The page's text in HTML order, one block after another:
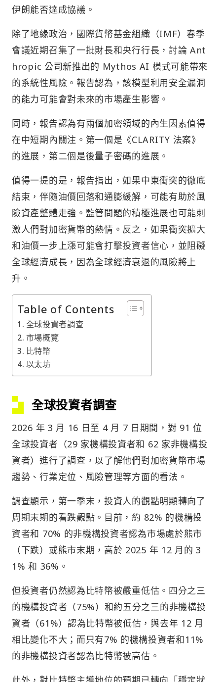
伊朗能否達成協議。
除了地緣政治，國際貨幣基金組織（IMF）春季
會議近期召集了一批財長和央行行長，討論 Ant
hropic 公司新推出的 Mythos AI 模式可能帶來
的系統性風險。報告認為，該模型利用安全漏洞
的能力可能會對未來的市場產生影響。
同時，報告認為有兩個加密領域的內生因素值得
在中短期內關注。第一個是《CLARITY 法案》
的進展，第二個是後量子密碼的進展。
值得一提的是，報告指出，如果中東衝突的徹底
結束，伴隨油價回落和通膨緩解，可能有助於風
險資產整體走強。監管問題的積極進展也可能刺
激人們對加密貨幣的熱情。反之，如果衝突擴大
和油價一步上漲可能會打擊投資者信心，並阻礙
全球經濟成長，因為全球經濟衰退的風險將上
升。
Table of Contents
全球投資者調查
市場概覽
比特幣
以太坊
全球投資者調查
2026 年 3 月 16 日至 4 月 7 日期間，對 91 位
全球投資者（29 家機構投資者和 62 家非機構投
資者）進行了調查，以了解他們對加密貨幣市場
趨勢、行業定位、風險管理等方面的看法。
調查顯示，第一季末，投資人的觀點明顯轉向了
周期末期的看跌觀點。目前，約 82% 的機構投
資者和 70% 的非機構投資者認為市場處於熊市
（下跌）或熊市末期，高於 2025 年 12 月的 3
1% 和 36%。
但投資者仍然認為比特幣被嚴重低估。四分之三
的機構投資者（75%）和約五分之三的非機構投
資者（61%）認為比特幣被低估，與去年 12 月
相比變化不大；而只有7% 的機構投資者和11%
的非機構投資者認為比特幣被高估。